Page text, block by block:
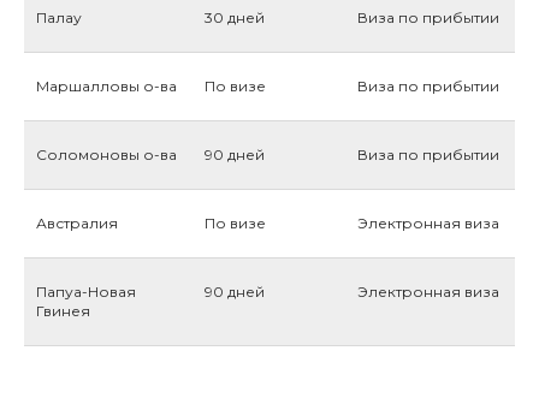
Палау 30 дней Виза по прибытии
Маршалловы о-ва По визе Виза по прибытии
Соломоновы о-ва 90 дней Виза по прибытии
Австралия По визе Электронная виза
Папуа-Новая
Гвинея
90 дней Электронная виза